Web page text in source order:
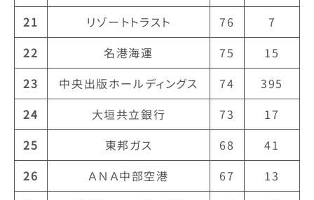
21 リゾートトラスト 76
7
22
名港海運 75
15
23
中央出版ホールディングス 74
395
24
大垣共立銀行 73
17
25
東邦ガス 68
41
26
ＡＮＡ中部空港 67
13